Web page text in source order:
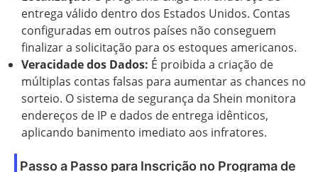
entrega válido dentro dos Estados Unidos. Contas
configuradas em outros países não conseguem
finalizar a solicitação para os estoques americanos.
Veracidade dos Dados: É proibida a criação de
múltiplas contas falsas para aumentar as chances no
sorteio. O sistema de segurança da Shein monitora
endereços de IP e dados de entrega idênticos,
aplicando banimento imediato aos infratores.
Passo a Passo para Inscrição no Programa de